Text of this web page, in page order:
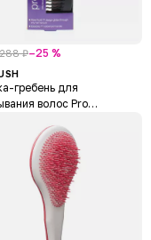
₽–25 %
гребень для
волос Pro